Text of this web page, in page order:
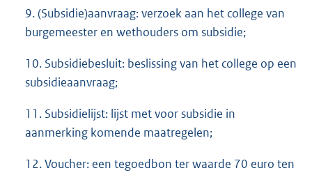
9. (Subsidie)aanvraag: verzoek aan het college van
burgemeester en wethouders om subsidie;
10. Subsidiebesluit: beslissing van het college op een
subsidieaanvraag;
11. Subsidielijst: lijst met voor subsidie in
aanmerking komende maatregelen;
12. Voucher: een tegoedbon ter waarde 70 euro ten